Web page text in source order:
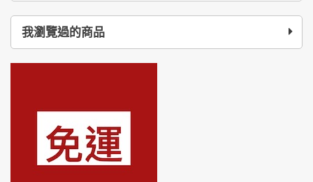
我瀏覽過的商品